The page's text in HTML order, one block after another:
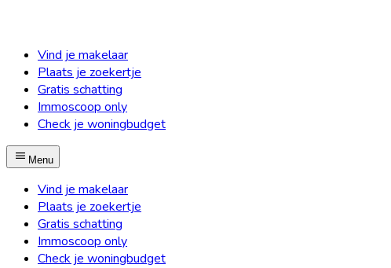
Vind je makelaar
Plaats je zoekertje
Gratis schatting
Immoscoop only
Check je woningbudget
Menu
Vind je makelaar
Plaats je zoekertje
Gratis schatting
Immoscoop only
Check je woningbudget